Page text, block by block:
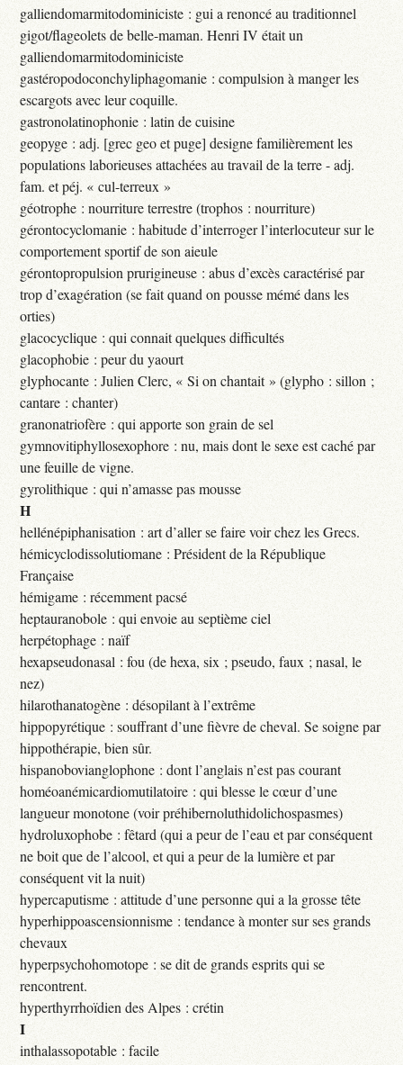
galliendomarmitodominiciste : gui a renoncé au traditionnel
gigot/flageolets de belle-maman. Henri IV était un
galliendomarmitodominiciste
gastéropodoconchyliphagomanie : compulsion à manger les
escargots avec leur coquille.
gastronolatinophonie : latin de cuisine
geopyge : adj. [grec geo et puge] designe familièrement les
populations laborieuses attachées au travail de la terre - adj.
fam. et péj. « cul-terreux »
géotrophe : nourriture terrestre (trophos : nourriture)
gérontocyclomanie : habitude d’interroger l’interlocuteur sur le
comportement sportif de son aieule
gérontopropulsion prurigineuse : abus d’excès caractérisé par
trop d’exagération (se fait quand on pousse mémé dans les
orties)
glacocyclique : qui connait quelques difficultés
glacophobie : peur du yaourt
glyphocante : Julien Clerc, « Si on chantait » (glypho : sillon ;
cantare : chanter)
granonatriofère : qui apporte son grain de sel
gymnovitiphyllosexophore : nu, mais dont le sexe est caché par
une feuille de vigne.
gyrolithique : qui n’amasse pas mousse
H
hellénépiphanisation : art d’aller se faire voir chez les Grecs.
hémicyclodissolutiomane : Président de la République
Française
hémigame : récemment pacsé
heptauranobole : qui envoie au septième ciel
herpétophage : naïf
hexapseudonasal : fou (de hexa, six ; pseudo, faux ; nasal, le
nez)
hilarothanatogène : désopilant à l’extrême
hippopyrétique : souffrant d’une fièvre de cheval. Se soigne par
hippothérapie, bien sûr.
hispanobovianglophone : dont l’anglais n’est pas courant
homéoanémicardiomutilatoire : qui blesse le cœur d’une
langueur monotone (voir préhibernoluthidolichospasmes)
hydroluxophobe : fêtard (qui a peur de l’eau et par conséquent
ne boit que de l’alcool, et qui a peur de la lumière et par
conséquent vit la nuit)
hypercaputisme : attitude d’une personne qui a la grosse tête
hyperhippoascensionnisme : tendance à monter sur ses grands
chevaux
hyperpsychohomotope : se dit de grands esprits qui se
rencontrent.
hyperthyrrhoïdien des Alpes : crétin
I
inthalassopotable : facile